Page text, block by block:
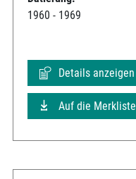
1960 - 1969
Details anzeigen
Auf die Merkliste